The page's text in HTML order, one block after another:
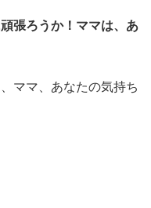
張ろうか！ママは、あ
ママ、あなたの気持ち